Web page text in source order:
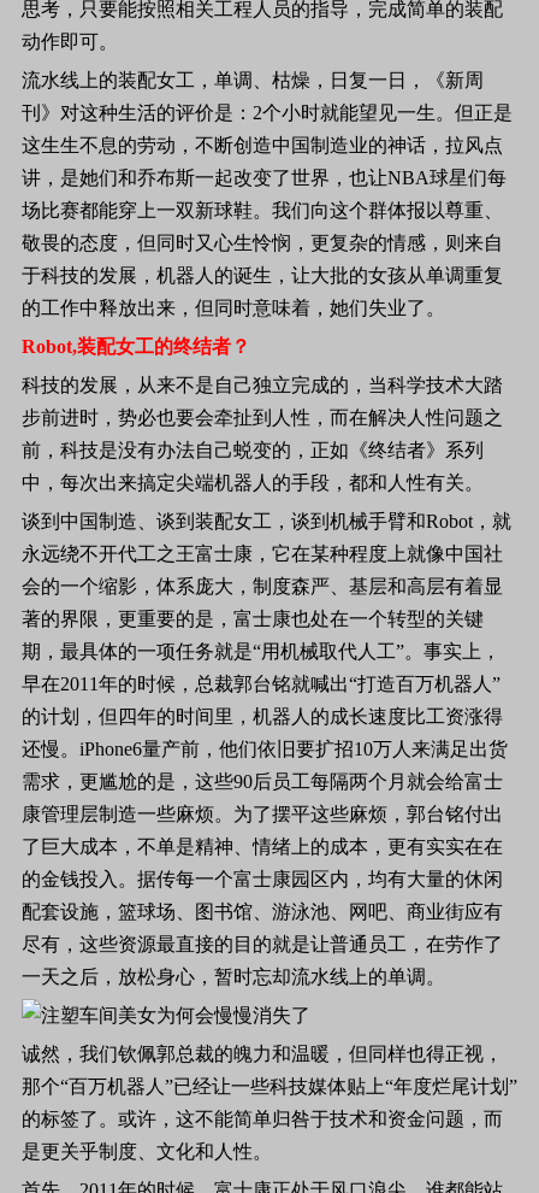
思考，只要能按照相关工程人员的指导，完成简单的装配
动作即可。
流水线上的装配女工，单调、枯燥，日复一日，《新周
刊》对这种生活的评价是： 2个小时就能望见一生。但正是
这生生不息的劳动，不断创造中国制造业的神话，拉风点
讲，是她们和乔布斯一起改变了世界，也让NBA球星们每
场比赛都能穿上一双新球鞋。我们向这个群体报以尊重、
敬畏的态度，但同时又心生怜悯，更复杂的情感，则来自
于科技的发展，机器人的诞生，让大批的女孩从单调重复
的工作中释放出来，但同时意味着，她们失业了。
Robot,装配女工的终结者？
科技的发展，从来不是自己独立完成的，当科学技术大踏
步前进时，势必也要会牵扯到人性，而在解决人性问题之
前，科技是没有办法自己蜕变的，正如《终结者》系列
中，每次出来搞定尖端机器人的手段，都和人性有关。
谈到中国制造、谈到装配女工，谈到机械手臂和Robot ，就
永远绕不开代工之王富士康，它在某种程度上就像中国社
会的一个缩影，体系庞大，制度森严、基层和高层有着显
著的界限，更重要的是，富士康也处在一个转型的关键
期，最具体的一项任务就是“用机械取代人工”。事实上，
早在2011年的时候，总裁郭台铭就喊出“打造百万机器人”
的计划，但四年的时间里，机器人的成长速度比工资涨得
还慢。 iPhone6量产前，他们依旧要扩招10万人来满足出货
需求，更尴尬的是，这些90后员工每隔两个月就会给富士
康管理层制造一些麻烦。为了摆平这些麻烦，郭台铭付出
了巨大成本，不单是精神、情绪上的成本，更有实实在在
的金钱投入。据传每一个富士康园区内，均有大量的休闲
配套设施，篮球场、图书馆、游泳池、网吧、商业街应有
尽有，这些资源最直接的目的就是让普通员工，在劳作了
一天之后，放松身心，暂时忘却流水线上的单调。
诚然，我们钦佩郭总裁的魄力和温暖，但同样也得正视，
那个“百万机器人”已经让一些科技媒体贴上“年度烂尾计划”
的标签了。或许，这不能简单归咎于技术和资金问题，而
是更关乎制度、文化和人性。